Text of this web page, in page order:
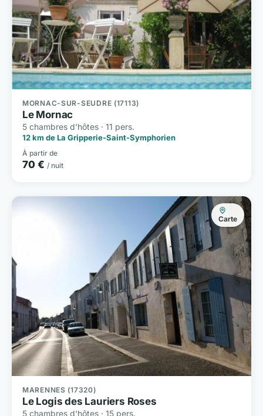
MORNAC-SUR-SEUDRE (17113)
Le Mornac
5 chambres d'hôtes · 11 pers.
12 km de La Gripperie-Saint-Symphorien
À partir de
70 € / nuit
Carte
MARENNES (17320)
Le Logis des Lauriers Roses
5 chambres d'hôtes · 15 pers.